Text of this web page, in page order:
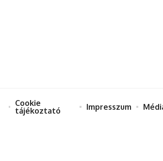
Cookie
tájékoztató
Impresszum